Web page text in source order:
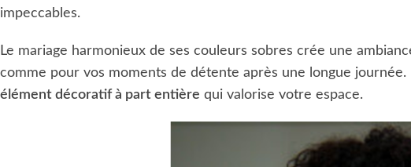
impeccables.
Le mariage harmonieux de ses couleurs sobres crée une
comme pour vos moments de détente après une longue journée.
élément décoratif à part entière qui valorise votre espace.